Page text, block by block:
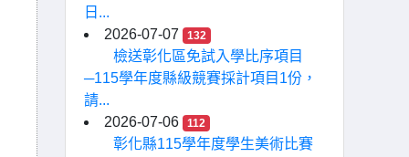
日...
2026-07-07
132
檢送彰化區免試入學比序項目
─115學年度縣級競賽採計項目1份，
請...
2026-07-06
112
彰化縣115學年度學生美術比賽